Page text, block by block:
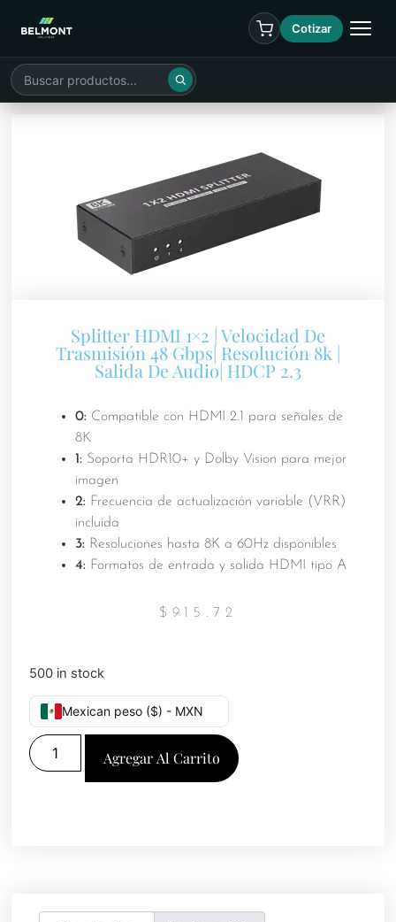
Cotizar
Splitter HDMI 1×2 | Velocidad De
Trasmisión 48 Gbps| Resolución 8k |
Salida De Audio| HDCP 2.3
0: Compatible con HDMI 2.1 para señales de
8K
1: Soporta HDR10+ y Dolby Vision para mejor
imagen
2: Frecuencia de actualización variable (VRR)
incluida
3: Resoluciones hasta 8K a 60Hz disponibles
4: Formatos de entrada y salida HDMI tipo A
$ 915.72
500 in stock
Mexican peso ($) - MXN
Agregar Al Carrito